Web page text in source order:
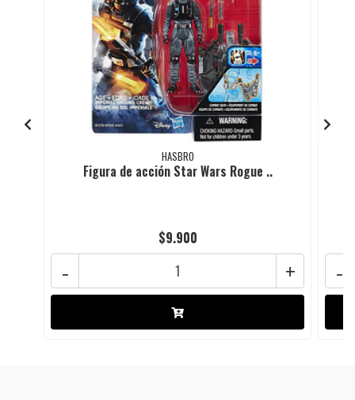
HASBRO
Figura de acción Star Wars Rogue ..
$9.900
+
- -